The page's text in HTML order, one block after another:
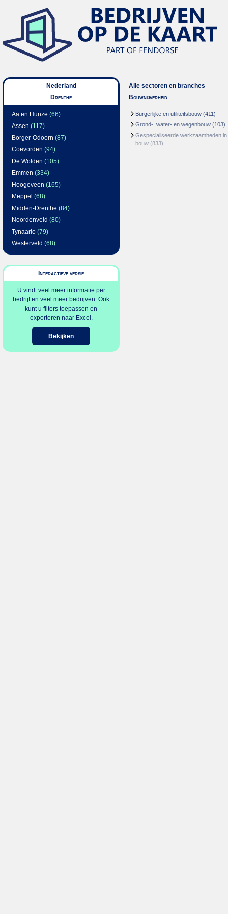
Nederland
Drenthe
Aa en Hunze (66)
Assen (117)
Borger-Odoorn (87)
Coevorden (94)
De Wolden (105)
Emmen (334)
Hoogeveen (165)
Meppel (68)
Midden-Drenthe (84)
Noordenveld (80)
Tynaarlo (79)
Westerveld (68)
Interactieve versie
U vindt veel meer informatie per
bedrijf en veel meer bedrijven. Ook
kunt u filters toepassen en
exporteren naar Excel.
Bekijken
Alle sectoren en branches
Bouwnijverheid
Burgerlijke en utiliteitsbouw (411)
Grond-, water- en wegenbouw (103)
Gespecialiseerde werkzaamheden in
bouw (833)